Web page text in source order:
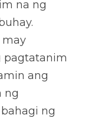
na ng
may
pagtatanim
ang
ng
ng